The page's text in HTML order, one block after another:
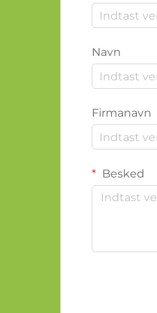
Navn
Firmanavn
Besked